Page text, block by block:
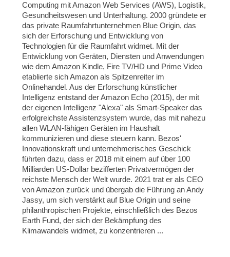
Computing mit Amazon Web Services (AWS), Logistik,
Gesundheitswesen und Unterhaltung. 2000 gründete er
das private Raumfahrtunternehmen Blue Origin, das
sich der Erforschung und Entwicklung von
Technologien für die Raumfahrt widmet. Mit der
Entwicklung von Geräten, Diensten und Anwendungen
wie dem Amazon Kindle, Fire TV/HD und Prime Video
etablierte sich Amazon als Spitzenreiter im
Onlinehandel. Aus der Erforschung künstlicher
Intelligenz entstand der Amazon Echo (2015), der mit
der eigenen Intelligenz "Alexa" als Smart-Speaker das
erfolgreichste Assistenzsystem wurde, das mit nahezu
allen WLAN-fähigen Geräten im Haushalt
kommunizieren und diese steuern kann. Bezos'
Innovationskraft und unternehmerisches Geschick
führten dazu, dass er 2018 mit einem auf über 100
Milliarden US-Dollar bezifferten Privatvermögen der
reichste Mensch der Welt wurde. 2021 trat er als CEO
von Amazon zurück und übergab die Führung an Andy
Jassy, um sich verstärkt auf Blue Origin und seine
philanthropischen Projekte, einschließlich des Bezos
Earth Fund, der sich der Bekämpfung des
Klimawandels widmet, zu konzentrieren ...